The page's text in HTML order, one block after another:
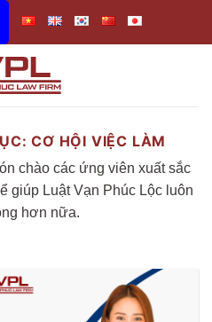
CƠ HỘI VIỆC LÀM
chào các ứng viên xuất sắc
giúp Luật Vạn Phúc Lộc luôn
hơn nữa.